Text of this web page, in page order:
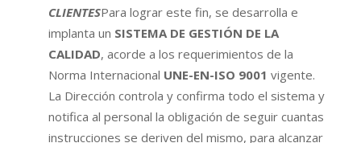
CLIENTESPara lograr este fin, se desarrolla e
implanta un SISTEMA DE GESTIÓN DE LA
CALIDAD, acorde a los requerimientos de la
Norma Internacional UNE-EN-ISO 9001 vigente.
La Dirección controla y confirma todo el sistema y
notifica al personal la obligación de seguir cuantas
instrucciones se deriven del mismo, para alcanzar